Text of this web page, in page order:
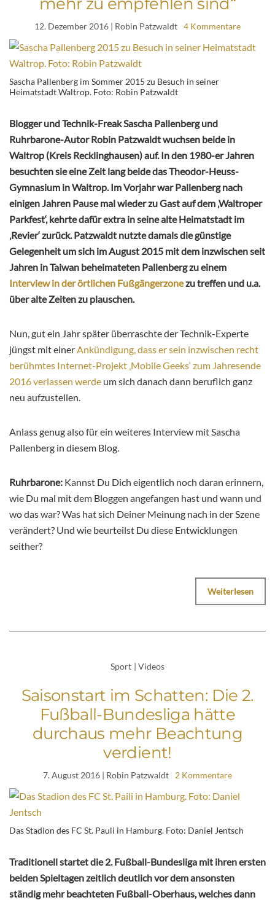
12. Dezember 2016 | Robin Patzwaldt 4 Kommentare
Sascha Pallenberg im Sommer 2015 zu Besuch in seiner
Heimatstadt Waltrop. Foto: Robin Patzwaldt
Blogger und Technik-Freak Sascha Pallenberg und
Ruhrbarone-Autor Robin Patzwaldt wuchsen beide in
Waltrop (Kreis Recklinghausen) auf. In den 1980-er Jahren
besuchten sie eine Zeit lang beide das Theodor-Heuss-
Gymnasium in Waltrop. Im Vorjahr war Pallenberg nach
einigen Jahren Pause mal wieder zu Gast auf dem ‚Waltroper
Parkfest‘, kehrte dafür extra in seine alte Heimatstadt im
‚Revier‘ zurück. Patzwaldt nutzte damals die günstige
Gelegenheit um sich im August 2015 mit dem inzwischen seit
Jahren in Taiwan beheimateten Pallenberg zu einem
Interview in der örtlichen Fußgängerzonezu treffen und u.a.
über alte Zeiten zu plauschen.
Nun, gut ein Jahr später überraschte der Technik-Experte
jüngst mit einerAnkündigung, dass er sein inzwischen recht
berühmtes Internet-Projekt ‚Mobile Geeks‘ zum Jahresende
2016 verlassen werde um sich danach dann beruflich ganz
neu aufzustellen.
Anlass genug also für ein weiteres Interview mit Sascha
Pallenberg in diesem Blog.
Ruhrbarone: Kannst Du Dich eigentlich noch daran erinnern,
wie Du mal mit dem Bloggen angefangen hast und wann und
wo das war? Was hat sich Deiner Meinung nach in der Szene
verändert? Und wie beurteilst Du diese Entwicklungen
seither?
Weiterlesen
Sport | Videos
Saisonstart im Schatten: Die 2.
Fußball-Bundesliga hätte
durchaus mehr Beachtung
verdient!
7. August 2016 | Robin Patzwaldt 2 Kommentare
Das Stadion des FC St. Pauli in Hamburg. Foto: Daniel Jentsch
Traditionell startet die 2. Fußball-Bundesliga mit ihren ersten
beiden Spieltagen zeitlich deutlich vor dem ansonsten
ständig mehr beachteten Fußball-Oberhaus, welches dann